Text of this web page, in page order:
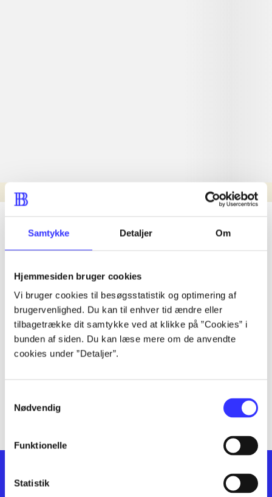
Samtykke Detaljer Om
Hjemmesiden bruger cookies
Vi bruger cookies til besøgsstatistik og optimering af
brugervenlighed. Du kan til enhver tid ændre eller
tilbagetrække dit samtykke ved at klikke på ”Cookies” i
bunden af siden. Du kan læse mere om de anvendte
cookies under ”Detaljer”.
Nødvendig
Funktionelle
Statistik
Nyhed
lorem ipsum dolor sit amet ...
lorem ipsum dolor sit amet ...
lorem ipsum dolor sit amet ...
lorem ipsum dolor sit amet ...
lorem ipsum dolor sit amet ...
lorem ipsum dolor sit amet ...
lorem ipsum dolor sit amet ...